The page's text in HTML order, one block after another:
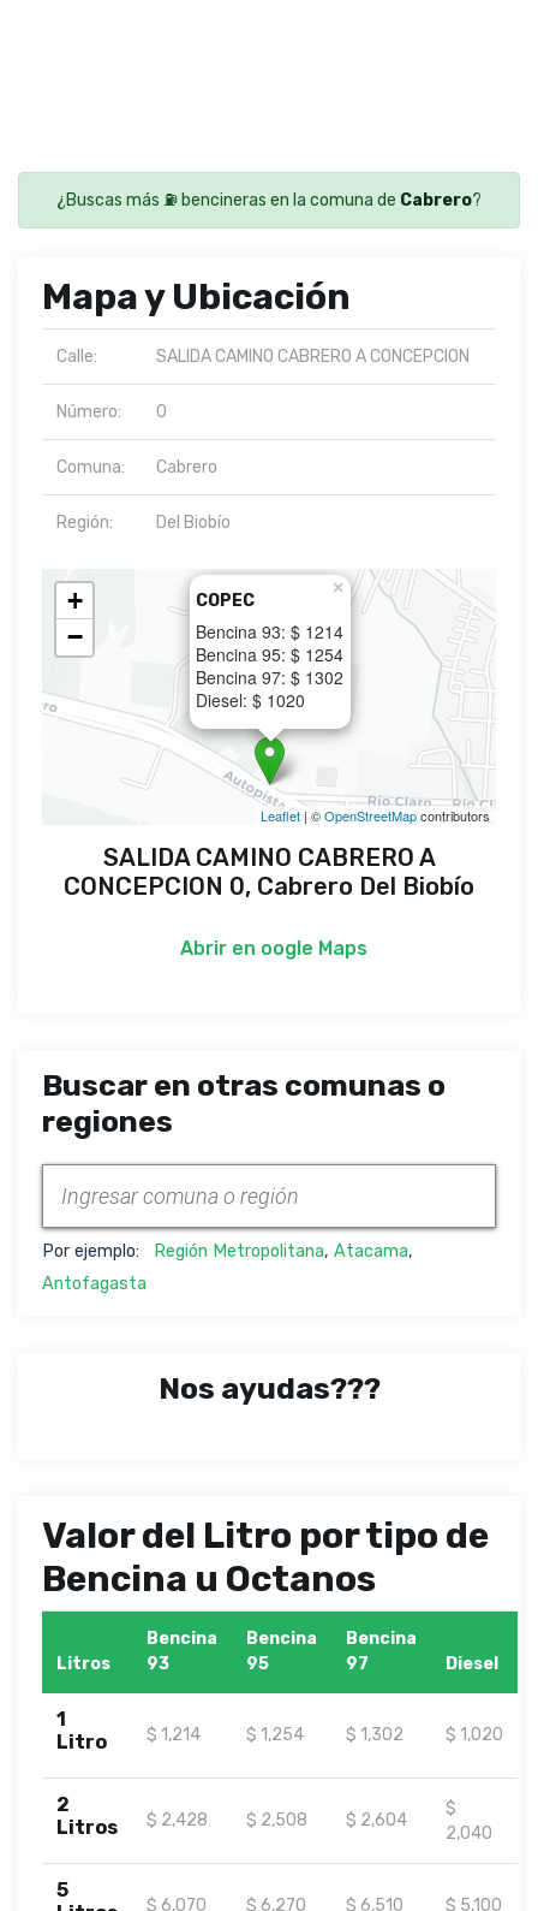
¿Buscas más ⛽ bencineras en la comuna de Cabrero?
Mapa y Ubicación
Calle: SALIDA CAMINO CABRERO A CONCEPCION
Número: 0
Comuna: Cabrero
Región: Del Biobío
COPEC
Bencina 93: $ 1214
Bencina 95: $ 1254
Bencina 97: $ 1302
Diesel: $ 1020
×
+
−
Leaflet| ©OpenStreetMapcontributors
SALIDA CAMINO CABRERO A
CONCEPCION 0, Cabrero Del Biobío
Abrir en oogle Maps
Buscar en otras comunas o
regiones
Por ejemplo: Región Metropolitana, Atacama,
Antofagasta
Nos ayudas???
Valor del Litro por tipo de
Bencina u Octanos
Litros
Bencina
93
Bencina
95
Bencina
97
Diesel
1
Litro
$ 1,214 $ 1,254 $ 1,302 $ 1,020
2
Litros
$ 2,428 $ 2,508 $ 2,604
$
2,040
5
$ 6,070 $ 6,270 $ 6,510 $ 5,100